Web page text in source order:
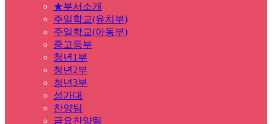
★부서소개
주일학교(유치부)
주일학교(아동부)
중고등부
청년1부
청년2부
청년3부
성가대
찬양팀
금요찬양팀